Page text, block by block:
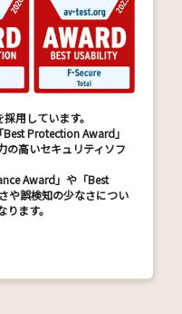
用しています。
Best Protection Award」
の高いセキュリティソフ
Award」や「Best
や誤検知の少なさについ
ます。